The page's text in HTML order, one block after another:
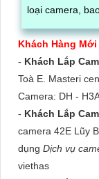
loại camera,
giá cả
Khách Hàng
- Khách Lắp
Toà E. Masteri
Camera: DH -
- Khách Lắp
camera 42E Lũy
dụng Dịch vụ
viethas